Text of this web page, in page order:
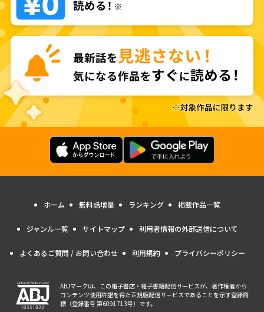
ホーム 無料話増量 ランキング 掲載作品一覧
ジャンル一覧 サイトマップ 利用者情報の外部送信について
よくあるご質問 / お問い合わせ 利用規約 プライバシーポリシー
ABJマークは、この電子書店・電子書籍配信サービスが、著作権者から
コンテンツ使用許諾を得た正規版配信サービスであることを示す登録商
標（登録番号 第6091713号）です。